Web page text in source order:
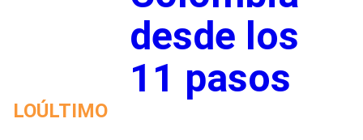
desde los
11 pasos
LOÚLTIMO